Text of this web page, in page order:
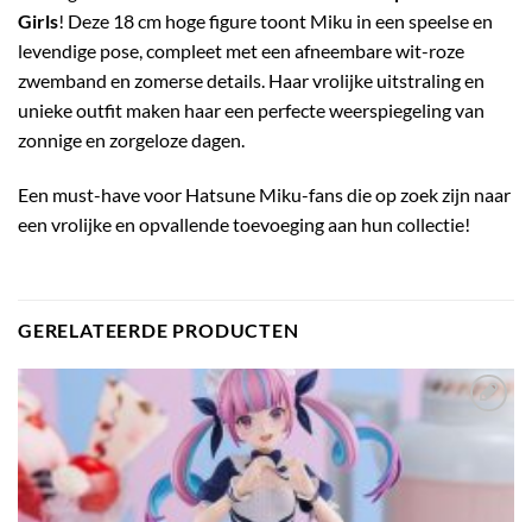
Girls! Deze 18 cm hoge figure toont Miku in een speelse en
levendige pose, compleet met een afneembare wit-roze
zwemband en zomerse details. Haar vrolijke uitstraling en
unieke outfit maken haar een perfecte weerspiegeling van
zonnige en zorgeloze dagen.
Een must-have voor Hatsune Miku-fans die op zoek zijn naar
een vrolijke en opvallende toevoeging aan hun collectie!
GERELATEERDE PRODUCTEN